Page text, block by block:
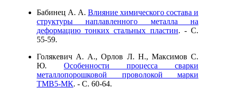
Бабинец А. А. Влияние химического состава и
структуры наплавленного металла на
деформацию тонких стальных пластин. - C.
55-59.
Голякевич А. А., Орлов Л. Н., Максимов С.
Ю. Особенности процесса сварки
металлопорошковой проволокой марки
ТМВ5-МК. - C. 60-64.